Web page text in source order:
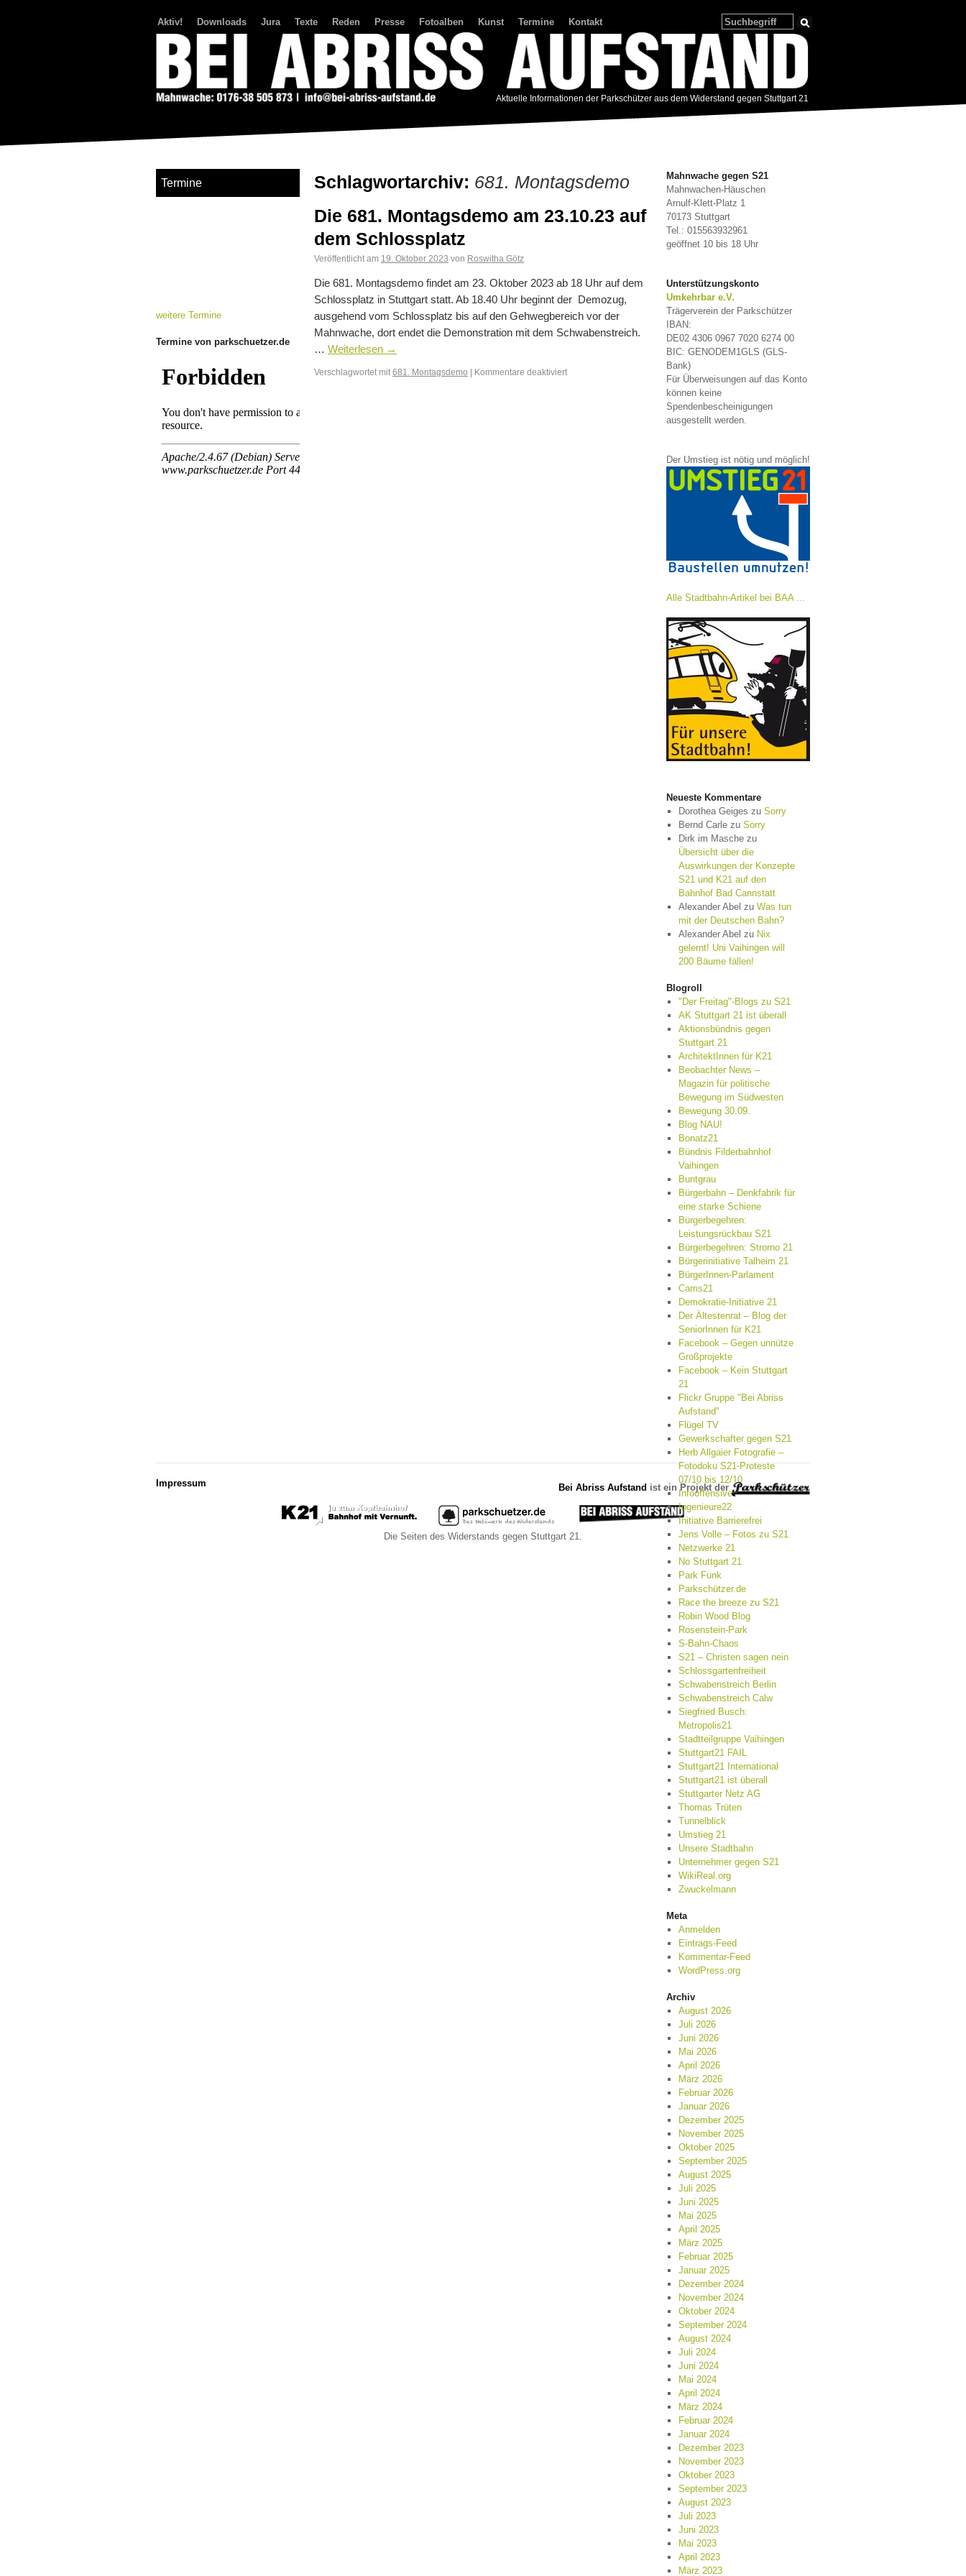
Aktiv! Downloads Jura Texte Reden Presse Fotoalben Kunst Termine Kontakt
Aktuelle Informationen der Parkschützer aus dem Widerstand gegen Stuttgart 21
Schlagwortarchiv: 681. Montagsdemo
Die 681. Montagsdemo am 23.10.23 auf
dem Schlossplatz
Veröffentlicht am 19. Oktober 2023 von Roswitha Götz
Die 681. Montagsdemo findet am 23. Oktober 2023 ab 18 Uhr auf dem
Schlossplatz in Stuttgart statt. Ab 18.40 Uhr beginnt der Demozug,
ausgehend vom Schlossplatz bis auf den Gehwegbereich vor der
Mahnwache, dort endet die Demonstration mit dem Schwabenstreich.
… Weiterlesen →
Verschlagwortet mit 681. Montagsdemo | Kommentare deaktiviert
Termine
weitere Termine
Termine von parkschuetzer.de
Mahnwache gegen S21
Mahnwachen-Häuschen
Arnulf-Klett-Platz 1
70173 Stuttgart
Tel.: 015563932961
geöffnet 10 bis 18 Uhr
Unterstützungskonto
Umkehrbar e.V.
Trägerverein der Parkschützer
IBAN:
DE02 4306 0967 7020 6274 00
BIC: GENODEM1GLS (GLS-
Bank)
Für Überweisungen auf das Konto
können keine
Spendenbescheinigungen
ausgestellt werden.
Der Umstieg ist nötig und möglich!
Alle Stadtbahn-Artikel bei BAA ...
Neueste Kommentare
Dorothea Geiges zu Sorry
Bernd Carlezu Sorry
Dirk im Maschezu
Übersicht über die
Auswirkungen der Konzepte
S21 und K21 auf den
Bahnhof Bad Cannstatt
Alexander Abel zu Was tun
mit der Deutschen Bahn?
Alexander Abel zu Nix
gelernt! Uni Vaihingen will
200 Bäume fällen!
Blogroll
"Der Freitag"-Blogs zu S21
AK Stuttgart 21 ist überall
Aktionsbündnis gegen
Stuttgart 21
ArchitektInnen für K21
Beobachter News –
Magazin für politische
Bewegung im Südwesten
Bewegung 30.09.
Blog NAU!
Bonatz21
Bündnis Filderbahnhof
Vaihingen
Buntgrau
Bürgerbahn – Denkfabrik für
eine starke Schiene
Bürgerbegehren:
Leistungsrückbau S21
Bürgerbegehren: Strorno 21
Bürgerinitiative Talheim 21
BürgerInnen-Parlament
Cams21
Demokratie-Initiative 21
Der Ältestenrat – Blog der
SeniorInnen für K21
Facebook – Gegen unnütze
Großprojekte
Facebook – Kein Stuttgart
21
Flickr Gruppe "Bei Abriss
Aufstand"
Flügel TV
Gewerkschafter gegen S21
Herb Allgaier Fotografie –
Fotodoku S21-Proteste
07/10 bis 12/10
Infooffensive
Ingenieure22
Initiative Barrierefrei
Jens Volle – Fotos zu S21
Netzwerke 21
No Stuttgart 21
Park Funk
Parkschützer.de
Race the breeze zu S21
Robin Wood Blog
Rosenstein-Park
S-Bahn-Chaos
S21 – Christen sagen nein
Schlossgartenfreiheit
Schwabenstreich Berlin
Schwabenstreich Calw
Siegfried Busch:
Metropolis21
Stadtteilgruppe Vaihingen
Stuttgart21 FAIL
Stuttgart21 International
Stuttgart21 ist überall
Stuttgarter Netz AG
Thomas Trüten
Tunnelblick
Umstieg 21
Unsere Stadtbahn
Unternehmer gegen S21
WikiReal.org
Zwuckelmann
Meta
Anmelden
Eintrags-Feed
Kommentar-Feed
WordPress.org
Archiv
August 2026
Juli 2026
Juni 2026
Mai 2026
April 2026
März 2026
Februar 2026
Januar 2026
Dezember 2025
November 2025
Oktober 2025
September 2025
August 2025
Juli 2025
Juni 2025
Mai 2025
April 2025
März 2025
Februar 2025
Januar 2025
Dezember 2024
November 2024
Oktober 2024
September 2024
August 2024
Juli 2024
Juni 2024
Mai 2024
April 2024
März 2024
Februar 2024
Januar 2024
Dezember 2023
November 2023
Oktober 2023
September 2023
August 2023
Juli 2023
Juni 2023
Mai 2023
April 2023
März 2023
Bei Abriss Aufstand ist ein Projekt der
Impressum
Die Seiten des Widerstands gegen Stuttgart 21.